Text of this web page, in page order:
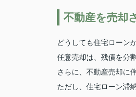
不動産を売却
どうしても住宅ローン
任意売却は、残債を分
さらに、不動産売却に
ただし、住宅ローン滞